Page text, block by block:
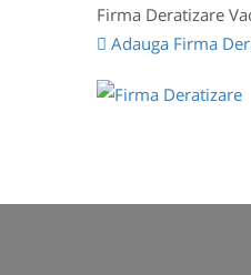
Firma Deratizare
Adauga Firma